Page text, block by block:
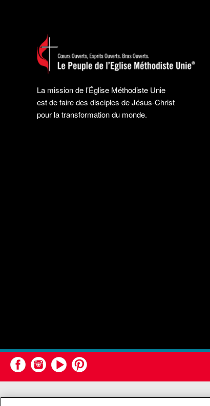
La mission de l’Église Méthodiste Unie
est de faire des disciples de Jésus-Christ
pour la transformation du monde.